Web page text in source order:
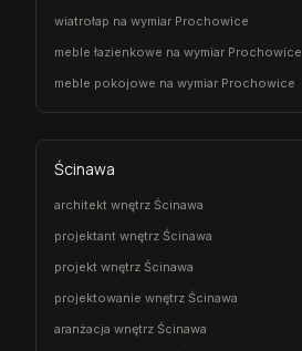
wiatrołap na wymiar Prochowice
meble łazienkowe na wymiar Prochowice
meble pokojowe na wymiar Prochowice
Ścinawa
architekt wnętrz Ścinawa
projektant wnętrz Ścinawa
projekt wnętrz Ścinawa
projektowanie wnętrz Ścinawa
aranżacja wnętrz Ścinawa